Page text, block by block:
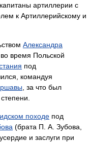
артиллерии с
к Артиллерийскому и
Александра
время Польской
под
командуя
, за что был
походе под
(брата П. А. Зубова,
и заслуги при